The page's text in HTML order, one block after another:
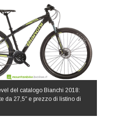
del catalogo Bianchi 2018:
da 27,5″ e prezzo di listino di